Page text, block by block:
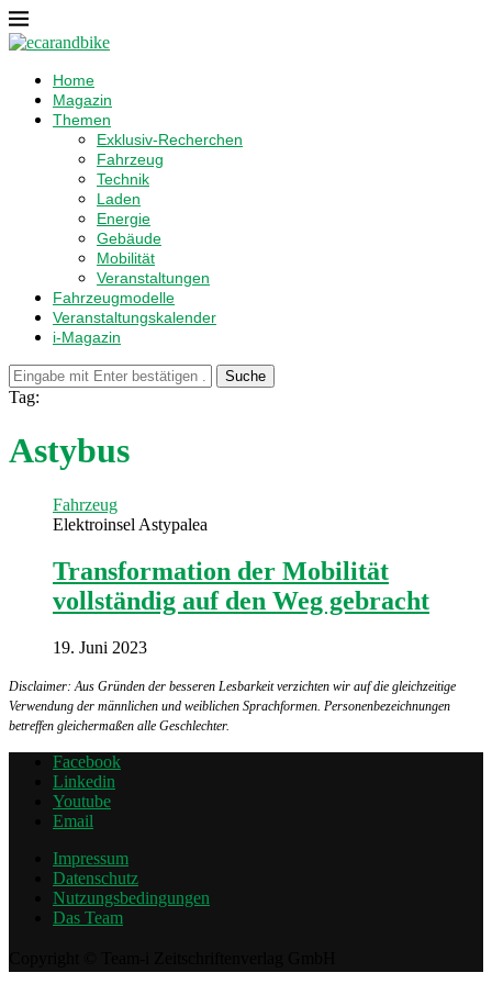
Home
Magazin
Themen
Exklusiv-Recherchen
Fahrzeug
Technik
Laden
Energie
Gebäude
Mobilität
Veranstaltungen
Fahrzeugmodelle
Veranstaltungskalender
i-Magazin
Suche
Tag:
Astybus
Fahrzeug
Elektroinsel Astypalea
Transformation der Mobilität
vollständig auf den Weg gebracht
19. Juni 2023
Disclaimer: Aus Gründen der besseren Lesbarkeit verzichten wir auf die gleichzeitige
Verwendung der männlichen und weiblichen Sprachformen. Personenbezeichnungen
betreffen gleichermaßen alle Geschlechter.
Facebook
Linkedin
Youtube
Email
Impressum
Datenschutz
Nutzungsbedingungen
Das Team